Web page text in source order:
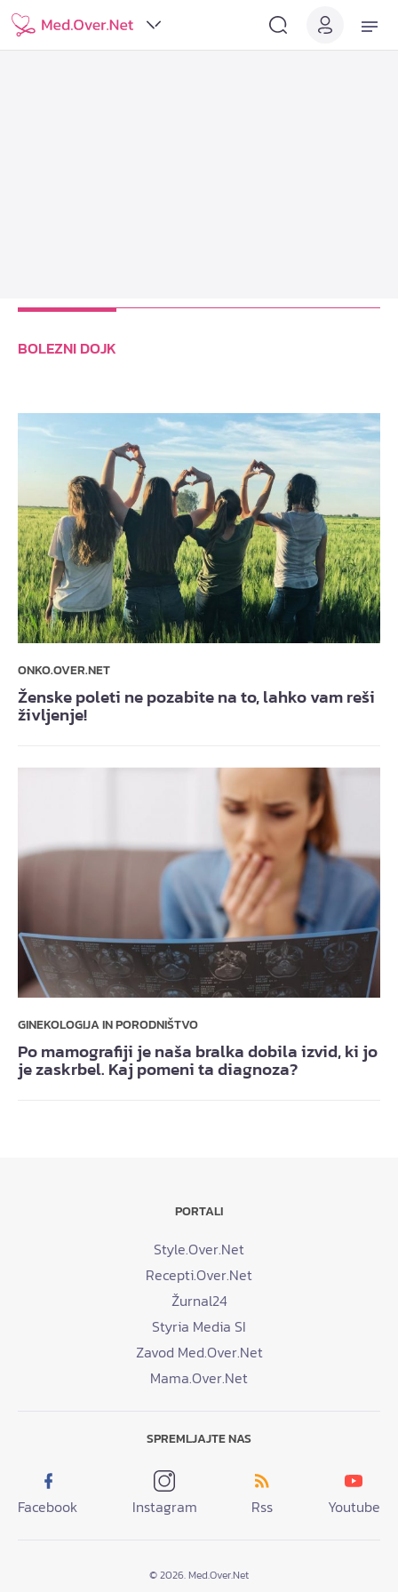
BOLEZNI DOJK
ONKO.OVER.NET
Ženske poleti ne pozabite na to, lahko vam reši
življenje!
GINEKOLOGIJA IN PORODNIŠTVO
Po mamografiji je naša bralka dobila izvid, ki jo
je zaskrbel. Kaj pomeni ta diagnoza?
PORTALI
Style.Over.Net
Recepti.Over.Net
Žurnal24
Styria Media SI
Zavod Med.Over.Net
Mama.Over.Net
SPREMLJAJTE NAS
Facebook Instagram Rss Youtube
© 2026. Med.Over.Net